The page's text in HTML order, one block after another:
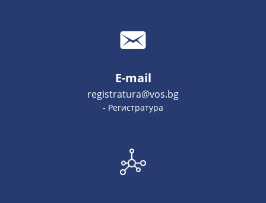
E-mail
registratura@vos.bg
- Регистратура